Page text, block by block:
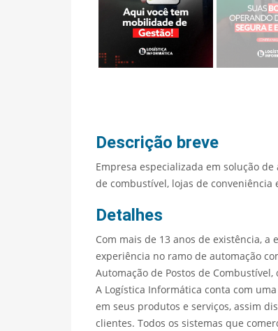
Descrição breve
Empresa especializada em solução
de combustível, lojas de conveniência
Detalhes
Com mais de 13 anos de existência,
experiência no ramo de automação
Automação de Postos de
A Logística Informática conta com
em seus produtos e serviços, assim
clientes. Todos os sistemas que